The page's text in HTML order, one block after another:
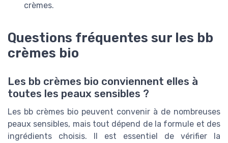
crèmes.
Questions fréquentes sur les bb
crèmes bio
Les bb crèmes bio conviennent elles à
toutes les peaux sensibles ?
Les bb crèmes bio peuvent convenir à de nombreuses
peaux sensibles, mais tout dépend de la formule et des
ingrédients choisis. Il est essentiel de vérifier la